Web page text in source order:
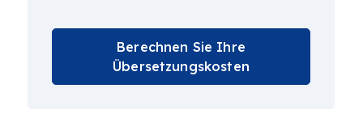
Berechnen Sie Ihre
Übersetzungskosten